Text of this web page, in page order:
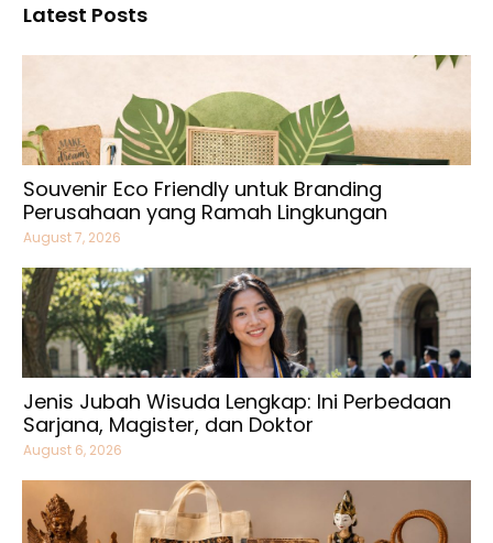
Latest Posts
Souvenir Eco Friendly untuk Branding
Perusahaan yang Ramah Lingkungan
August 7, 2026
Jenis Jubah Wisuda Lengkap: Ini Perbedaan
Sarjana, Magister, dan Doktor
August 6, 2026